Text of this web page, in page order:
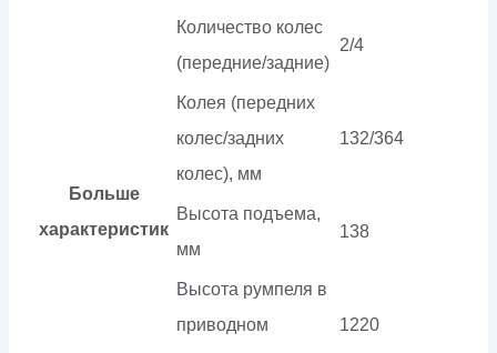
Больше
характеристик
Количество колес
(передние/задние)
2/4
Колея (передних
колес/задних
колес), мм
132/364
Высота подъема,
мм
138
Высота румпеля в
приводном
1220